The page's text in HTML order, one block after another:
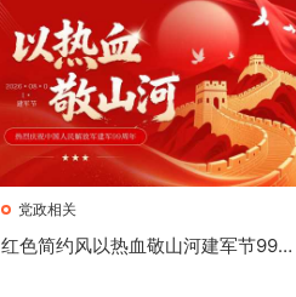
党政相关
红色简约风以热血敬山河建军节99周